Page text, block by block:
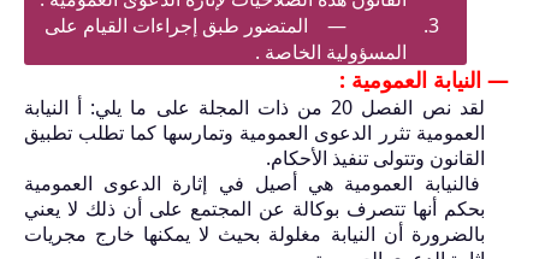
—
المتضور طبق إجراءات القيام على
المسؤولية الخاصة .
— النيابة العمومية :
لقد نص الفصل 20من ذات المجلة على ما يلي: أ النيابة
العمومية تثرر الدعوى العمومية وتمارسها كما تطلب تطبيق
القانون وتتولى تنفيذ الأحكام.
فالنيابة العمومية هي أصيل في إثارة الدعوى العمومية
بحكم أنها تتصرف بوكالة عن المجتمع على أن ذلك لا يعني
بالضرورة أن النيابة مغلولة بحيث لا يمكنها خارج مجريات